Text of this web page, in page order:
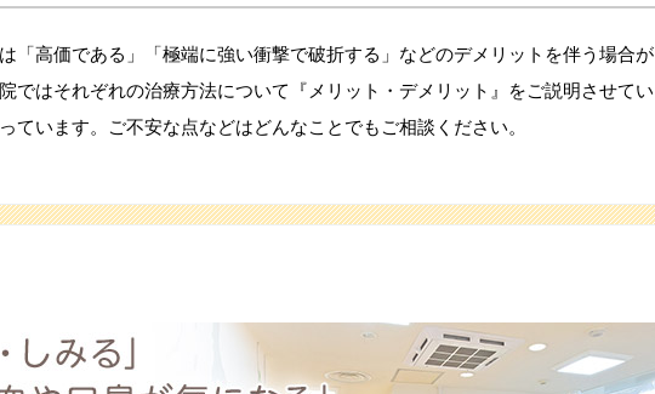
「高価である」「極端に強い衝撃で破折する」などのデメリットを伴う場合が
ではそれぞれの治療方法について『メリット・デメリット』をご説明させてい
ています。ご不安な点などはどんなことでもご相談ください。